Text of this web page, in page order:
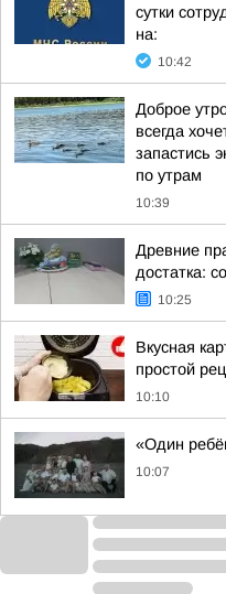
сутки
на:
10:42
Доброе
всегда
запастись
по утрам
10:39
Древние
достатка:
10:25
Вкусная
простой
10:10
«Один
10:07